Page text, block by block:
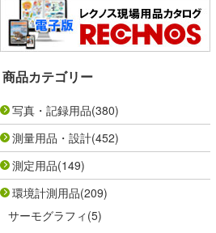
商品カテゴリー
写真・記録用品(380)
測量用品・設計(452)
測定用品(149)
環境計測用品(209)
サーモグラフィ (5)